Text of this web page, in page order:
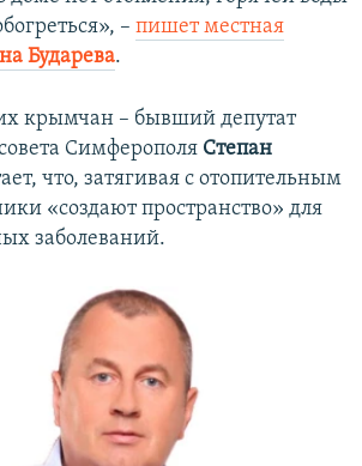
– пишет местная
Бударева.
крымчан – бывший депутат
Симферополя Степан
что, затягивая с отопительным
«создают пространство» для
заболеваний.